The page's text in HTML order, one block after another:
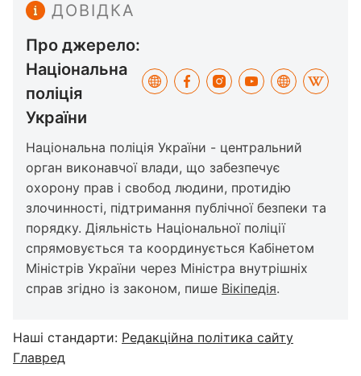
ДОВІДКА
Про джерело:
Національна
поліція
України
Національна поліція України - центральний
орган виконавчої влади, що забезпечує
охорону прав і свобод людини, протидію
злочинності, підтримання публічної безпеки та
порядку. Діяльність Національної поліції
спрямовується та координується Кабінетом
Міністрів України через Міністра внутрішніх
справ згідно із законом, пише Вікіпедія.
Наші стандарти: Редакційна політика сайту
Главред